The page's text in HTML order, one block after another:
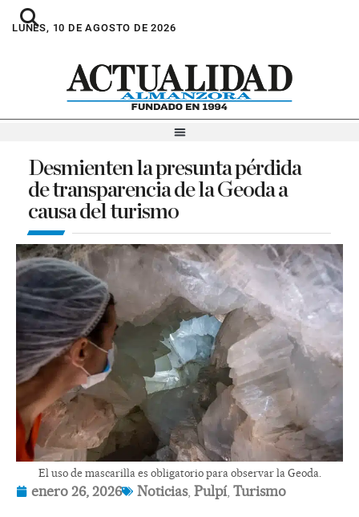
LUNES, 10 DE AGOSTO DE 2026
Desmienten la presunta pérdida
de transparencia de la Geoda a
causa del turismo
El uso de mascarilla es obligatorio para observar la Geoda.
enero 26, 2026 Noticias, Pulpí, Turismo